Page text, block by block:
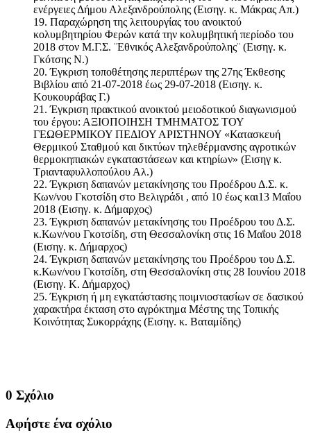
ενέργειες Δήμου Αλεξανδρούπολης (Εισηγ. κ. Μάκρας Απ.)
19. Παραχώρηση της λειτουργίας του ανοικτού
κολυμβητηρίου Φερών κατά την κολυμβητική περίοδο του
2018 στον Μ.Γ.Σ. ¨Εθνικός Αλεξανδρούπολης¨ (Εισηγ. κ.
Γκότσης Ν.)
20. Έγκριση τοποθέτησης περιπτέρων της 27ης Έκθεσης
Βιβλίου από 21-07-2018 έως 29-07-2018 (Εισηγ. κ.
Κουκουράβας Γ.)
21. Έγκριση πρακτικού ανοικτού μειοδοτικού διαγωνισμού
του έργου: ΑΞΙΟΠΟΙΗΣΗ ΤΜΗΜΑΤΟΣ ΤΟΥ
ΓΕΩΘΕΡΜΙΚΟΥ ΠΕΔΙΟΥ ΑΡΙΣΤΗΝΟΥ «Κατασκευή
Θερμικού Σταθμού και δικτύων τηλεθέρμανσης αγροτικών
θερμοκηπιακών εγκαταστάσεων και κτηρίων» (Εισηγ κ.
Τριανταφυλλοπούλου Αλ.)
22. Έγκριση δαπανών μετακίνησης του Προέδρου Δ.Σ. κ.
Κων/νου Γκοτσίδη στο Βελιγράδι , από 10 έως και13 Μαΐου
2018 (Εισηγ. κ. Δήμαρχος)
23. Έγκριση δαπανών μετακίνησης του Προέδρου του Δ.Σ.
κ.Κων/νου Γκοτσίδη, στη Θεσσαλονίκη στις 16 Μαΐου 2018
(Εισηγ. κ. Δήμαρχος)
24. Έγκριση δαπανών μετακίνησης του Προέδρου του Δ.Σ.
κ.Κων/νου Γκοτσίδη, στη Θεσσαλονίκη στις 28 Ιουνίου 2018
(Εισηγ. Κ. Δήμαρχος)
25. Έγκριση ή μη εγκατάστασης ποιμνιοστασίων σε δασικού
χαρακτήρα έκταση στο αγρόκτημα Μέστης της Τοπικής
Κοινότητας Συκορράχης (Εισηγ. κ. Βαταμίδης)
0 Σχόλιο
Αφήστε ένα σχόλιο